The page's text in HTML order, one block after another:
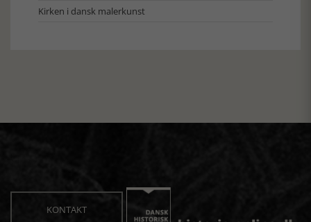
Kirken i dansk malerkunst
KONTAKT